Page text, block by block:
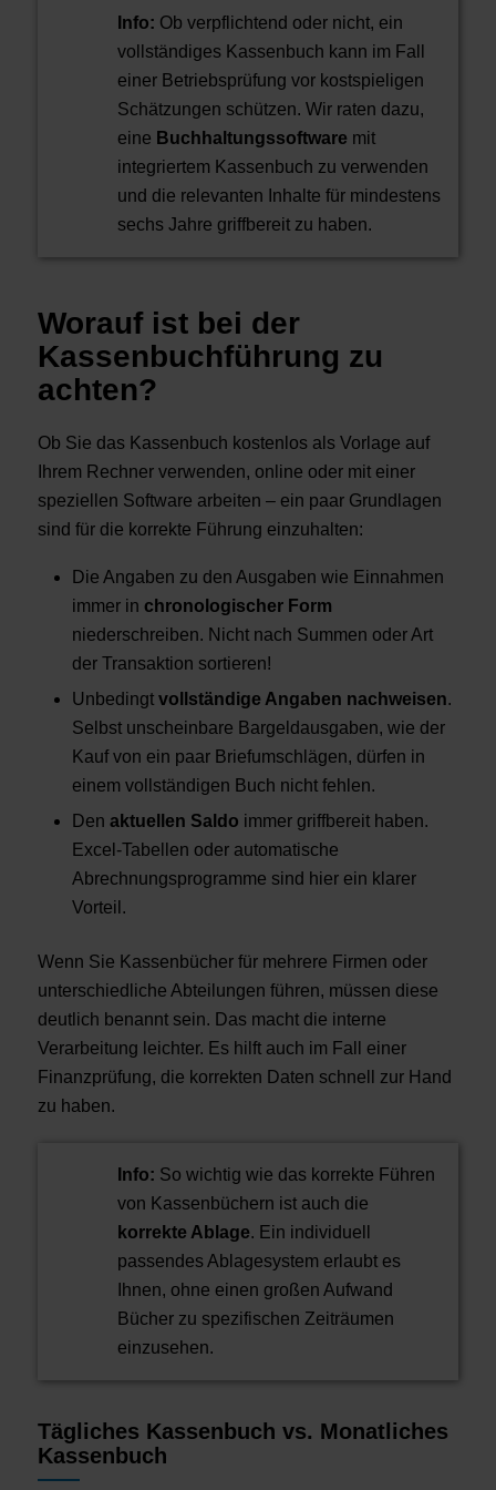
Info: Ob verpflichtend oder nicht, ein
vollständiges Kassenbuch kann im Fall
einer Betriebsprüfung vor kostspieligen
Schätzungen schützen. Wir raten dazu,
eine Buchhaltungssoftware mit
integriertem Kassenbuch zu verwenden
und die relevanten Inhalte für mindestens
sechs Jahre griffbereit zu haben.
Worauf ist bei der
Kassenbuchführung zu
achten?
Ob Sie das Kassenbuch kostenlos als Vorlage auf
Ihrem Rechner verwenden, online oder mit einer
speziellen Software arbeiten – ein paar Grundlagen
sind für die korrekte Führung einzuhalten:
Die Angaben zu den Ausgaben wie Einnahmen
immer in chronologischer Form
niederschreiben. Nicht nach Summen oder Art
der Transaktion sortieren!
Unbedingtvollständige Angaben nachweisen.
Selbst unscheinbare Bargeldausgaben, wie der
Kauf von ein paar Briefumschlägen, dürfen in
einem vollständigen Buch nicht fehlen.
Den aktuellen Saldo immer griffbereit haben.
Excel-Tabellen oder automatische
Abrechnungsprogramme sind hier ein klarer
Vorteil.
Wenn Sie Kassenbücher für mehrere Firmen oder
unterschiedliche Abteilungen führen, müssen diese
deutlich benannt sein. Das macht die interne
Verarbeitung leichter. Es hilft auch im Fall einer
Finanzprüfung, die korrekten Daten schnell zur Hand
zu haben.
Info: So wichtig wie das korrekte Führen
von Kassenbüchern ist auch die
korrekte Ablage. Ein individuell
passendes Ablagesystem erlaubt es
Ihnen, ohne einen großen Aufwand
Bücher zu spezifischen Zeiträumen
einzusehen.
Tägliches Kassenbuch vs. Monatliches
Kassenbuch